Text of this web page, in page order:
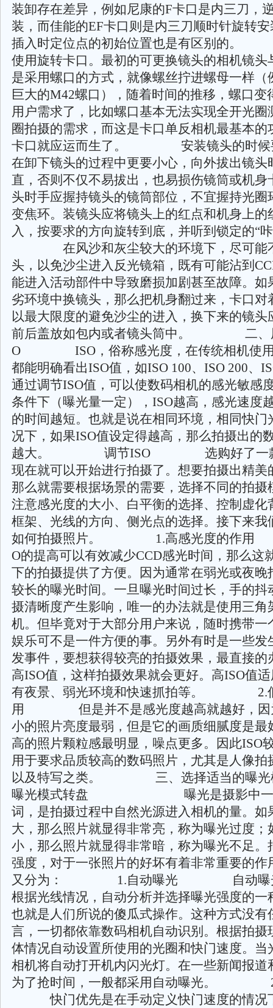
装卸存在差异，例如尼康的F卡口是内三刀，
装，而佳能的EF卡口则是内三刀顺时针旋转
插入时定位点的初始位置也是有区别的
使用旋转卡口。最初的可更换镜头的相机镜头
是采用螺口的方式，就像螺丝拧进螺母一样（
巨大的M42螺口），随着时间的推移，螺口变
用户需求了，比如螺口基本无法实现全开光圈
圈拍摄的需求，而这是卡口单反相机最基本的
卡口就应运而生了。 安装镜头的时候
在卸下镜头的过程中更要小心，向外拔出镜头
直，否则不仅不易拔出，也易损伤镜筒或机身
头时手应握持镜头的镜筒部位，不宜握持光圈
变焦环。装镜头应将镜头上的红点和机身上的
入，按要求的方向旋转到底，并听到锁定的“
在风沙和灰尘较大的环境下，尽可能
头，以免沙尘进入反光镜箱，既有可能沾到
能进入活动部件中导致磨损加剧甚至故障。如
劣环境中换镜头，那么把机身翻过来，卡口对
以最大限度的避免沙尘的进入，换下来的镜头
前后盖放如包内或者镜头筒中。 二、
O ISO，俗称感光度，在传统相机使用
都能明确看出ISO值，如ISO 100、ISO 200、
通过调节ISO值，可以使数码相机的感光敏感
条件下（曝光量一定），ISO越高，感光速度
的时间越短。也就是说在相同环境，相同快门
况下，如果ISO值设定得越高，那么拍摄出的
越大。 调节ISO 选购好了一款
现在就可以开始进行拍摄了。想要拍摄出精美
那么就需要根据场景的需要，选择不同的拍摄
注意感光度的大小、白平衡的选择、控制虚化
框架、光线的方向、侧光点的选择。接下来我
如何拍摄照片。 1.高感光度的
O的提高可以有效减少CCD感光时间，那么这
下的拍摄提供了方便。因为通常在弱光或夜晚
较长的曝光时间。一旦曝光时间过长，手的抖
摄清晰度产生影响，唯一的办法就是使用三角
机。但毕竟对于大部分用户来说，随时携带一
娱乐可不是一件方便的事。另外有时是一些发
发事件，要想获得较亮的拍摄效果，最直接的
高ISO值，这样拍摄效果就会更好。高ISO值
有夜景、弱光环境和快速抓拍等。 2.
用 但是并不是感光度越高就越好，因
小的照片亮度最弱，但是它的画质细腻度是最
高的照片颗粒感最明显，噪点更多。因此ISO
用于要求品质较高的数码照片，尤其是人像拍
以及特写之类。 三、选择适当
曝光模式转盘 曝光是摄影中一个
词，是拍摄过程中自然光源进入相机的量。如
大，那么照片就显得非常亮，称为曝光过度；
小，那么照片就显得非常暗，称为曝光不足。
强度，对于一张照片的好坏有着非常重要的作
又分为： 1.自动曝光 自动曝光
根据光线情况，自动分析并选择曝光强度的一
也就是人们所说的傻瓜式操作。这种方式没有
言，一切都依靠数码相机自动识别。根据拍摄
体情况自动设置所使用的光圈和快门速度。当
相机将自动打开机内闪光灯。在一些新闻报道
为了抢时间，一般都采用自动曝光。
快门优先是在手动定义快门速度的情况